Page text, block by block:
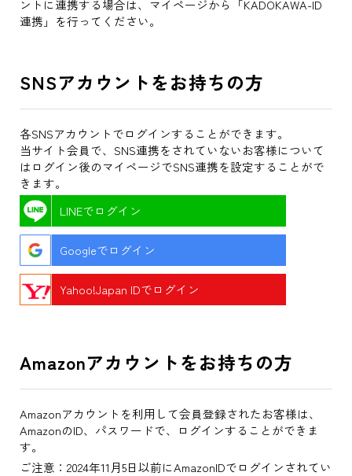
ントに連携する場合は、マイページから「KADOKAWA-ID
連携」を行ってください。
SNSアカウントをお持ちの方
各SNSアカウントでログインすることができます。
当サイト会員で、SNS連携をされていないお客様について
はログイン後のマイページでSNS連携を設定することがで
きます。
LINEでログイン
Googleでログイン
Yahoo!Japan IDでログイン
Amazonアカウントをお持ちの方
Amazonアカウントを利用して会員登録されたお客様は、
AmazonのID、パスワードで、ログインすることができま
す。
ご注意：2024年11月5日以前にAmazonIDでログインされてい